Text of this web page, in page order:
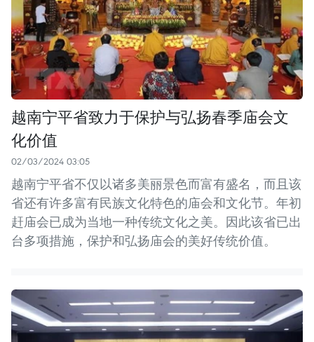
越南宁平省致力于保护与弘扬春季庙会文
化价值
02/03/2024 03:05
越南宁平省不仅以诸多美丽景色而富有盛名，而且该
省还有许多富有民族文化特色的庙会和文化节。年初
赶庙会已成为当地一种传统文化之美。因此该省已出
台多项措施，保护和弘扬庙会的美好传统价值。